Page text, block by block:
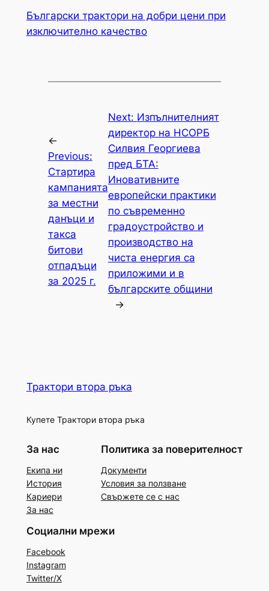
Български трактори на добри цени при
изключително качество
←
Previous:
Стартира
кампанията
за местни
данъци и
такса
битови
отпадъци
за 2025 г.
Next: Изпълнителният
директор на НСОРБ
Силвия Георгиева
пред БТА:
Иновативните
европейски практики
по съвременно
градоустройство и
производство на
чиста енергия са
приложими и в
българските общини
→
Трактори втора ръка
Купете Трактори втора ръка
За нас
Екипа ни
История
Кариери
За нас
Политика за поверителност
Документи
Условия за ползване
Свържете се с нас
Социални мрежи
Facebook
Instagram
Twitter/X